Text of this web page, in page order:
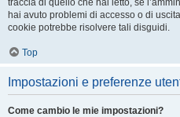
traccia di quello che hai letto, se
hai avuto problemi di accesso o di
cookie potrebbe risolvere tali disguidi.
Top
Impostazioni e preferenze
Come cambio le mie impostazioni?